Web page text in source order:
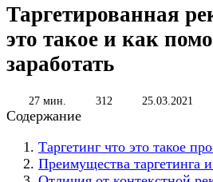
Таргетированная
это такое и как
заработать
27 мин. 312 25.03.2021
Содержание
Таргетинг что это такое
Преимущества таргетинга